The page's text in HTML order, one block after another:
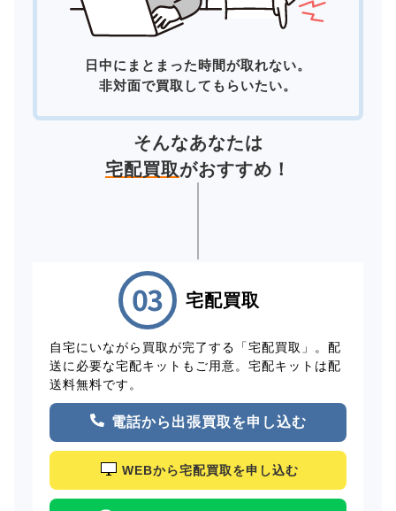
日中にまとまった時間が取れない。
非対面で買取してもらいたい。
そんなあなたは
宅配買取がおすすめ！
宅配買取
自宅にいながら買取が完了する「宅配買取」。配
送に必要な宅配キットもご用意。宅配キットは配
送料無料です。
電話から出張買取を申し込む
WEBから宅配買取を申し込む